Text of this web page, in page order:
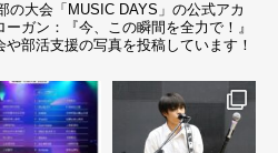
の大会「MUSIC DAYS」の公式アカ
ーガン：『今、この瞬間を全力で！』
部活支援の写真を投稿しています！